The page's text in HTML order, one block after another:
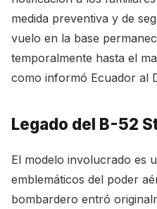
medida preventiva y de
vuelo en la base
temporalmente hasta el
como informó Ecuador al
Legado del B-52
El modelo involucrado es
emblemáticos del poder
bombardero entró